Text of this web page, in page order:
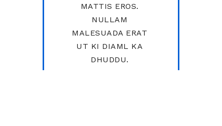
MATTIS EROS.
NULLAM
MALESUADA ERAT
UT KI DIAML KA
DHUDDU.